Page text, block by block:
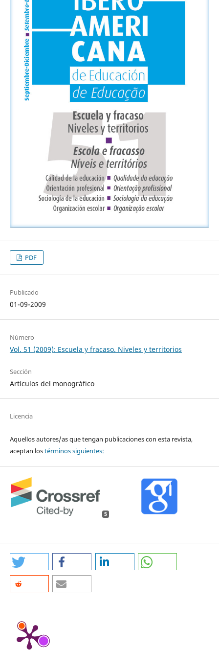
PDF
Publicado
01-09-2009
Número
Vol. 51 (2009): Escuela y fracaso. Niveles y territorios
Sección
Artículos del monográfico
Licencia
Aquellos autores/as que tengan publicaciones con esta revista,
aceptan lostérminos siguientes:
5